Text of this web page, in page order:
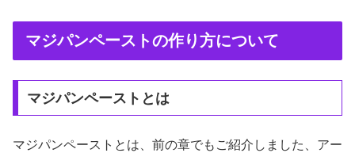
マジパンペーストの作り方について
マジパンペーストとは
マジパンペーストとは、前の章でもご紹介しました、アー